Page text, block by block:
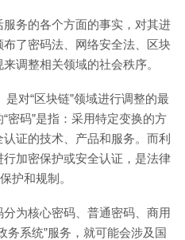
务的各个方面的事实，对其进
了密码法、网络安全法、区块
调整相关领域的社会秩序。
对“区块链”领域进行调整的最
密码”是指：采用特定变换的方
证的技术、产品和服务。而利
加密保护或安全认证，是法律
护和规制。
为核心密码、普通密码、商用
务系统”服务，就可能会涉及国